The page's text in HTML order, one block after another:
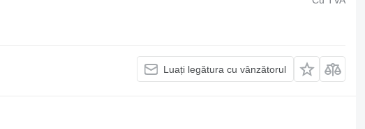
Luați legătura cu vânzătorul